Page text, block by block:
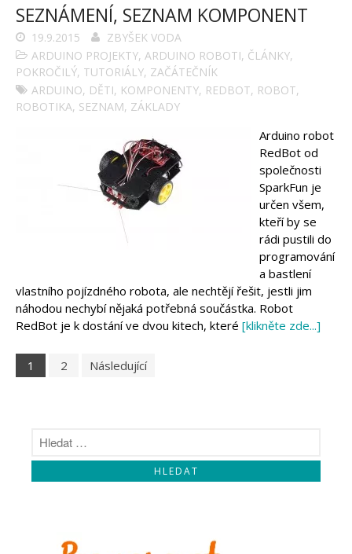
SEZNÁMENÍ, SEZNAM KOMPONENT
19.9.2015
ZBYŠEK VODA
ARDUINO PROJEKTY, ARDUINO ROBOTI, ČLÁNKY,
POKROČILÝ, TUTORIÁLY, ZAČÁTEČNÍK
ARDUINO, DĚTI, KOMPONENTY, REDBOT, ROBOT,
ROBOTIKA, SEZNAM, ZÁKLADY
Arduino robot
RedBot od
společnosti
SparkFun je
určen všem,
kteří by se
rádi pustili do
programování
a bastlení
vlastního pojízdného robota, ale nechtějí řešit, jestli jim
náhodou nechybí nějaká potřebná součástka. Robot
RedBot je k dostání ve dvou kitech, které [klikněte zde...]
1 2 Následující